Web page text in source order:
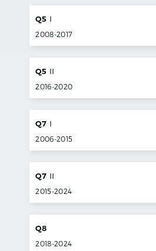
Q5 I
2008-2017
Q5 II
2016-2020
Q7 I
2006-2015
Q7 II
2015-2024
Q8
2018-2024